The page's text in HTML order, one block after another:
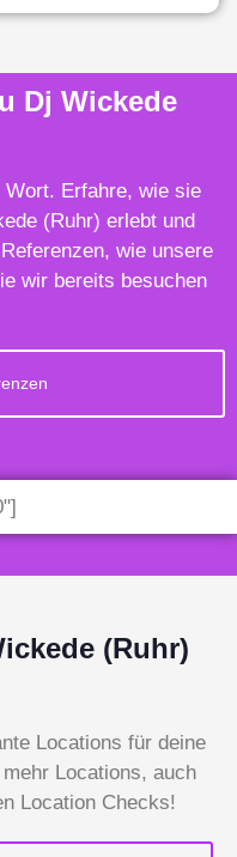
Dj Wickede
Wort. Erfahre, wie sie
(Ruhr) erlebt und
wie unsere
wir bereits besuchen
(Ruhr)
Locations für deine
Locations, auch
Location Checks!